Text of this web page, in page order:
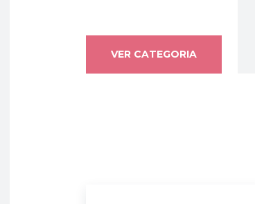
VER CATEGORIA